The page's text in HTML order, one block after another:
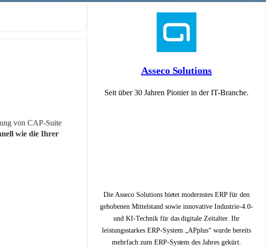
von CAP-Suite
wie die Ihrer
Asseco Solutions
Seit über 30 Jahren Pionier in der IT-Branche.
Die Asseco Solutions bietet modernstes ERP für den
gehobenen Mittelstand sowie innovative Industrie-4.0-
und KI-Technik für das digitale Zeitalter. Ihr
leistungsstarkes ERP-System „APplus“ wurde bereits
mehrfach zum ERP-System des Jahres gekürt.